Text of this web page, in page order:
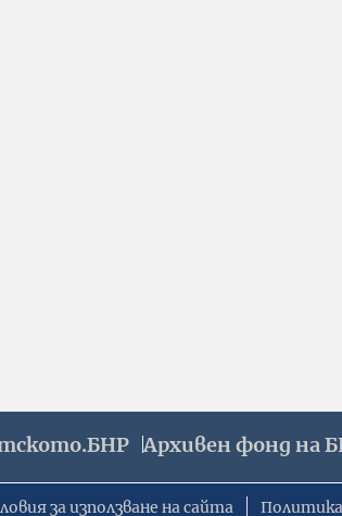
Архивен фонд на
за използване на сайта